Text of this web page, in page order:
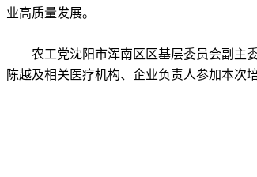
业高质量发展。
农工党沈阳市浑南区区基层委员会副主委
陈越及相关医疗机构、企业负责人参加本次培